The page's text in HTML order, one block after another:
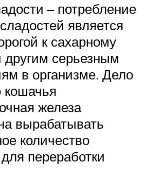
– потребление
является
к сахарному
другим серьезным
в организме. Дело
кошачья
железа
вырабатывать
количество
переработки